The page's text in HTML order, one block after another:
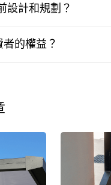
設計和規劃？
者的權益？